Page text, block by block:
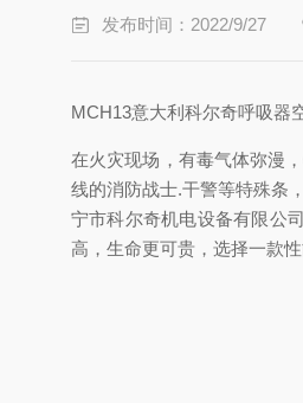
发布时间：2022/9/27
MCH13意大利科尔奇呼吸器
在火灾现场，有毒气体弥漫
线的消防战士.干警等特殊条
宁市科尔奇机电设备有限公
高，生命更可贵，选择一款